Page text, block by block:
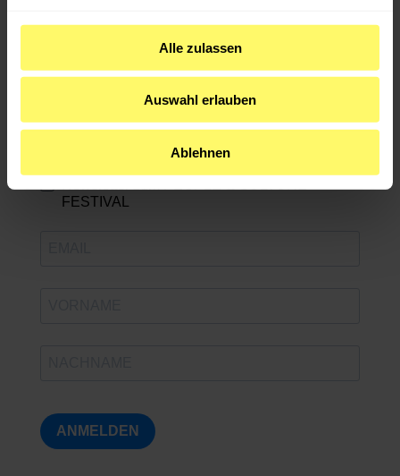
Alle zulassen
Auswahl erlauben
Ablehnen
Angeboten! Wähle aus, wofür du dich anmelden
möchtest:
medianet Community-News
FESTIVAL
ANMELDEN